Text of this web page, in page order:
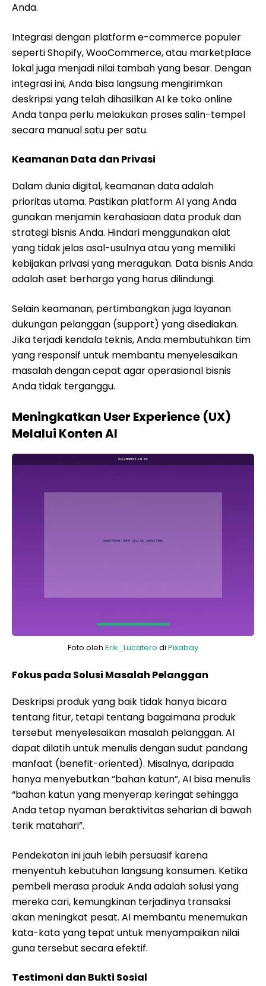
Anda.
Integrasi dengan platform e-commerce populer
seperti Shopify, WooCommerce, atau marketplace
lokal juga menjadi nilai tambah yang besar. Dengan
integrasi ini, Anda bisa langsung mengirimkan
deskripsi yang telah dihasilkan AI ke toko online
Anda tanpa perlu melakukan proses salin-tempel
secara manual satu per satu.
Keamanan Data dan Privasi
Dalam dunia digital, keamanan data adalah
prioritas utama. Pastikan platform AI yang Anda
gunakan menjamin kerahasiaan data produk dan
strategi bisnis Anda. Hindari menggunakan alat
yang tidak jelas asal-usulnya atau yang memiliki
kebijakan privasi yang meragukan. Data bisnis Anda
adalah aset berharga yang harus dilindungi.
Selain keamanan, pertimbangkan juga layanan
dukungan pelanggan (support) yang disediakan.
Jika terjadi kendala teknis, Anda membutuhkan tim
yang responsif untuk membantu menyelesaikan
masalah dengan cepat agar operasional bisnis
Anda tidak terganggu.
Meningkatkan User Experience (UX)
Melalui Konten AI
Foto oleh Erik_Lucatero di Pixabay
Fokus pada Solusi Masalah Pelanggan
Deskripsi produk yang baik tidak hanya bicara
tentang fitur, tetapi tentang bagaimana produk
tersebut menyelesaikan masalah pelanggan. AI
dapat dilatih untuk menulis dengan sudut pandang
manfaat (benefit-oriented). Misalnya, daripada
hanya menyebutkan “bahan katun”, AI bisa menulis
“bahan katun yang menyerap keringat sehingga
Anda tetap nyaman beraktivitas seharian di bawah
terik matahari”.
Pendekatan ini jauh lebih persuasif karena
menyentuh kebutuhan langsung konsumen. Ketika
pembeli merasa produk Anda adalah solusi yang
mereka cari, kemungkinan terjadinya transaksi
akan meningkat pesat. AI membantu menemukan
kata-kata yang tepat untuk menyampaikan nilai
guna tersebut secara efektif.
Testimoni dan Bukti Sosial